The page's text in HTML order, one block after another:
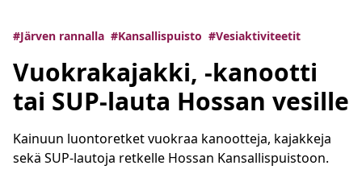
#Järven rannalla #Kansallispuisto #Vesiaktiviteetit
Vuokrakajakki, -kanootti
tai SUP-lauta Hossan vesille
Kainuun luontoretket vuokraa kanootteja, kajakkeja
sekä SUP-lautoja retkelle Hossan Kansallispuistoon.